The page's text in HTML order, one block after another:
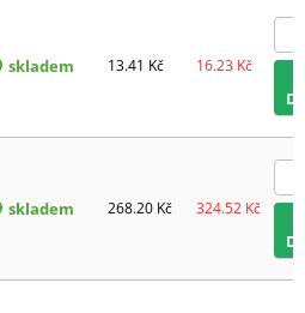
skladem 13.41 Kč 16.23 Kč
skladem 268.20 Kč 324.52 Kč